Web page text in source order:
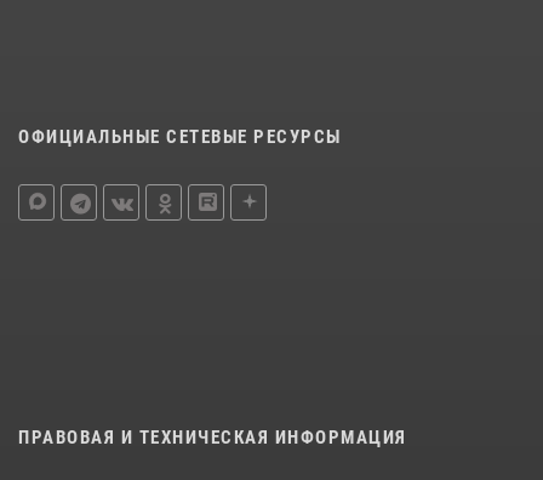
ОФИЦИАЛЬНЫЕ СЕТЕВЫЕ РЕСУРСЫ
ПРАВОВАЯ И ТЕХНИЧЕСКАЯ ИНФОРМАЦИЯ